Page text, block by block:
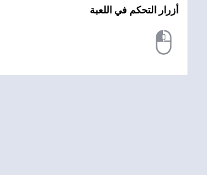
أزرار التحكم في اللعبة